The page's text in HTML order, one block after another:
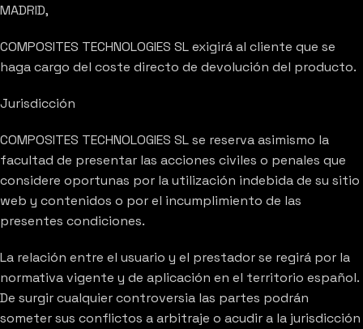
MADRID,
COMPOSITES TECHNOLOGIES SL exigirá al cliente que se
haga cargo del coste directo de devolución del producto.
Jurisdicción
COMPOSITES TECHNOLOGIES SL se reserva asimismo la
facultad de presentar las acciones civiles o penales que
considere oportunas por la utilización indebida de su sitio
web y contenidos o por el incumplimiento de las
presentes condiciones.
La relación entre el usuario y el prestador se regirá por la
normativa vigente y de aplicación en el territorio español.
De surgir cualquier controversia las partes podrán
someter sus conflictos a arbitraje o acudir a la jurisdicción